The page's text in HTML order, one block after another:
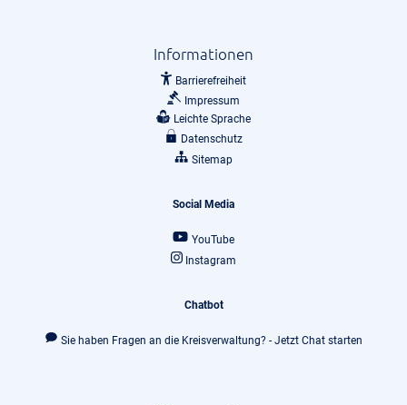
Informationen
Barrierefreiheit
Impressum
Leichte Sprache
Datenschutz
Sitemap
Social Media
YouTube
Instagram
Chatbot
Sie haben Fragen an die Kreisverwaltung? - Jetzt Chat starten